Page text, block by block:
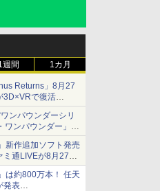
週間 1カ月
Returns」8月27
3D×VRで復活
なるセールが実施
ンパウンダーシリ
ワンパウンダー」を
ス」を使用した超大
新作追加ソフト発売
ミ通LIVEが8月27日
へは約800万本！ 任天
発表